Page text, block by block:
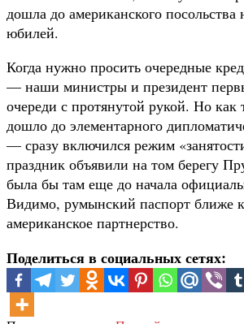
дошла до американского
юбилей.
Когда нужно просить очередные
— наши министры и президент
очереди с протянутой рукой. Но как
дошло до элементарного
— сразу включился режим
праздник объявили на том берегу
была бы там еще до начала
Видимо, румынский паспорт ближе
американское партнерство.
Поделиться в социальных сетях: